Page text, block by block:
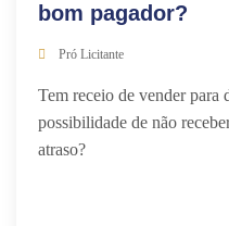
bom pagador?
Pró Licitante
Tem receio de vender para
possibilidade de não
atraso?